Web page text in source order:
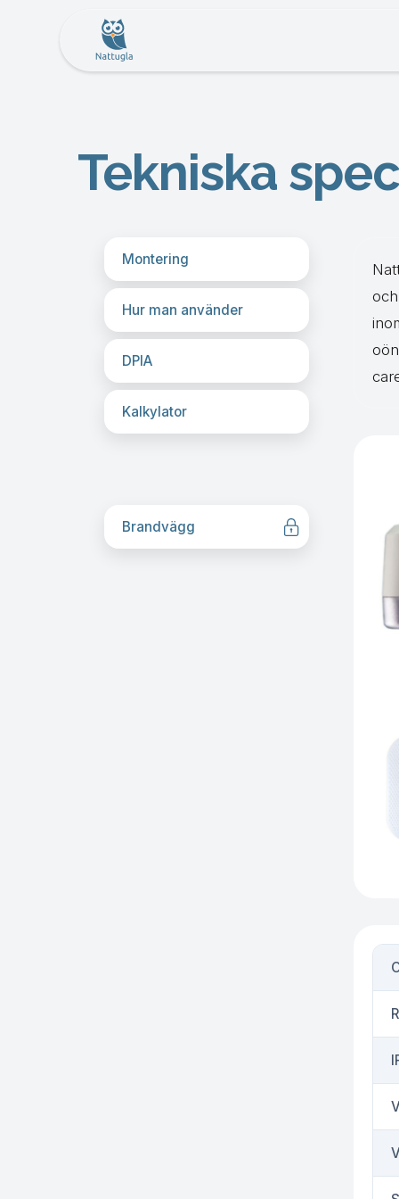
Tekniska
Montering
Hur man använder
DPIA
Kalkylator
Brandvägg